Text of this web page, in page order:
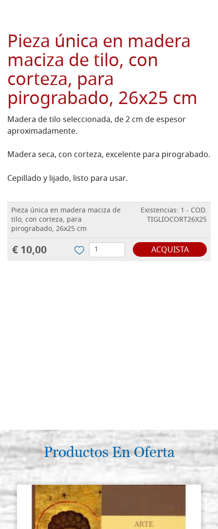
Pieza única en madera
maciza de tilo, con
corteza, para
pirograbado, 26x25 cm
Madera de tilo seleccionada, de 2 cm de espesor
aproximadamente.
Madera seca, con corteza, excelente para pirograbado.
Cepillado y lijado, listo para usar.
Pieza única en madera maciza de
tilo, con corteza, para
pirograbado, 26x25 cm
Existencias: 1 - COD.
TIGLIOCORT26X25
€ 10,00 ACQUISTA
Productos En Oferta